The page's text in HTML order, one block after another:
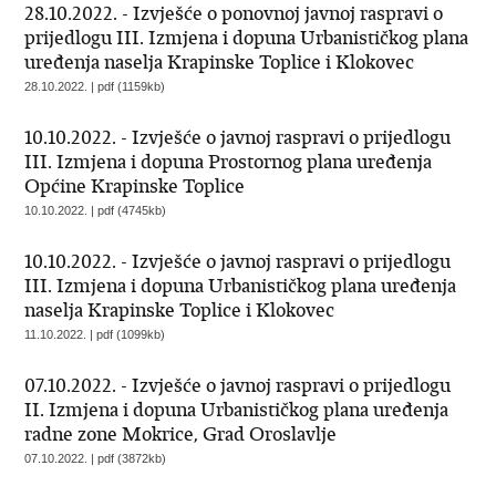
28.10.2022. - Izvješće o ponovnoj javnoj raspravi o
prijedlogu III. Izmjena i dopuna Urbanističkog plana
uređenja naselja Krapinske Toplice i Klokovec
28.10.2022. | pdf (1159kb)
10.10.2022. - Izvješće o javnoj raspravi o prijedlogu
III. Izmjena i dopuna Prostornog plana uređenja
Općine Krapinske Toplice
10.10.2022. | pdf (4745kb)
10.10.2022. - Izvješće o javnoj raspravi o prijedlogu
III. Izmjena i dopuna Urbanističkog plana uređenja
naselja Krapinske Toplice i Klokovec
11.10.2022. | pdf (1099kb)
07.10.2022. - Izvješće o javnoj raspravi o prijedlogu
II. Izmjena i dopuna Urbanističkog plana uređenja
radne zone Mokrice, Grad Oroslavlje
07.10.2022. | pdf (3872kb)